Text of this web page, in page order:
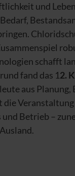
und
schafft
fand das 12.
aus
die
Betrieb –